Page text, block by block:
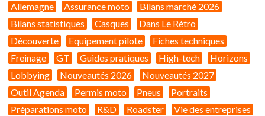
Allemagne Assurance moto
Bilans marché 2026
Bilans statistiques
Casques
Dans Le Rétro
Découverte
Equipement pilote
Fiches techniques
Freinage
GT Guides pratiques High-tech
Horizons
Lobbying
Nouveautés 2026
Nouveautés 2027
Outil Agenda
Permis moto Pneus
Portraits
Préparations moto
R&D Roadster Vie des entreprises